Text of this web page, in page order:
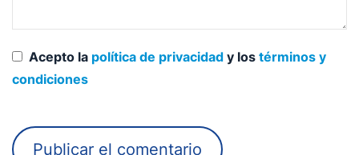
Acepto la política de privacidad y los términos y
condiciones